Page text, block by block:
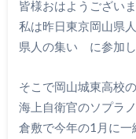
皆様おはようございま
私は昨日東京岡山県
県人の集い に参加し
そこで岡山城東高校
海上自衛官のソプラ
倉敷で今年の1月に一